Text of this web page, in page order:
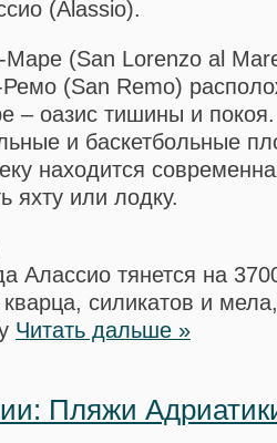
(Alassio).
(San Lorenzo al
(San Remo)
– оазис тишины и
и баскетбольные
находится
яхту или лодку.
Алассио тянется на
кварца, силикатов и
Читать дальше »
Пляжи